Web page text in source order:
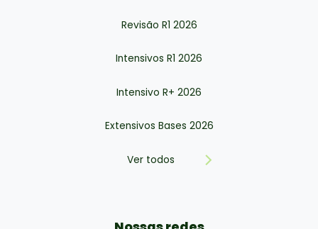
Revisão R1 2026
Intensivos R1 2026
Intensivo R+ 2026
Extensivos Bases 2026
Ver todos